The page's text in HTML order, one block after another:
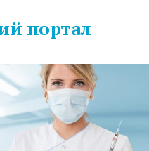
портал